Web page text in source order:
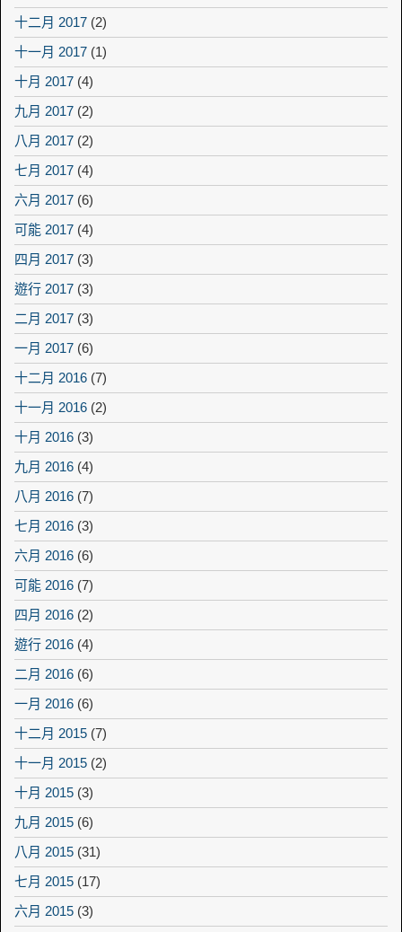
十二月 2017 (2)
十一月 2017 (1)
十月 2017 (4)
九月 2017 (2)
八月 2017 (2)
七月 2017 (4)
六月 2017 (6)
可能 2017 (4)
四月 2017 (3)
遊行 2017 (3)
二月 2017 (3)
一月 2017 (6)
十二月 2016 (7)
十一月 2016 (2)
十月 2016 (3)
九月 2016 (4)
八月 2016 (7)
七月 2016 (3)
六月 2016 (6)
可能 2016 (7)
四月 2016 (2)
遊行 2016 (4)
二月 2016 (6)
一月 2016 (6)
十二月 2015 (7)
十一月 2015 (2)
十月 2015 (3)
九月 2015 (6)
八月 2015 (31)
七月 2015 (17)
六月 2015 (3)